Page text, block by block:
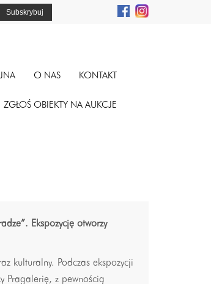
O NAS KONTAKT
ZGŁOŚ OBIEKTY NA AUKCJE
Ekspozycję otworzy
kulturalny. Podczas ekspozycji
Pragalerię, z pewnością